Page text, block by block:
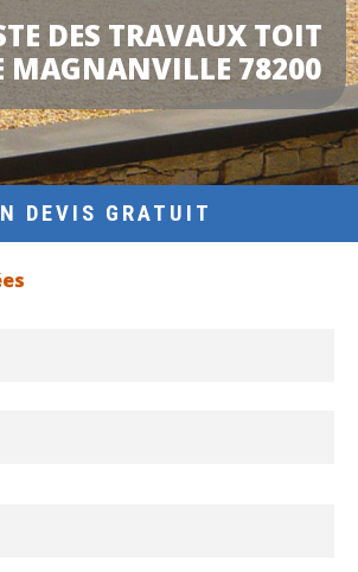
DES TRAVAUX TOIT
MAGNANVILLE 78200
DEVIS GRATUIT